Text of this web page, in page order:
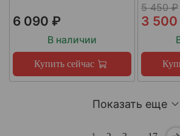
6 090 ₽
В наличии
Купить сейчас
5 450 ₽
3
Показать еще